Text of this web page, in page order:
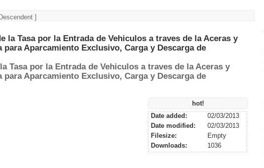
]
Tasa por la Entrada de Vehiculos a traves de la Aceras y
para Aparcamiento Exclusivo, Carga y Descarga de
hot!
Date added:
02/03/2013
Date modified:
02/03/2013
Filesize:
Empty
Downloads:
1036